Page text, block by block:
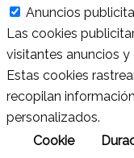
Anuncios
Las cookies
visitantes anuncios
Estas cookies
recopilan
personalizados.
Cookie